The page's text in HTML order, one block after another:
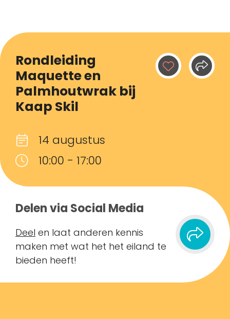
Rondleiding
Maquette en
Palmhoutwrak bij
Kaap Skil
14 augustus
10:00 - 17:00
Delen via Social Media
Deel en laat anderen kennis
maken met wat het het eiland te
bieden heeft!